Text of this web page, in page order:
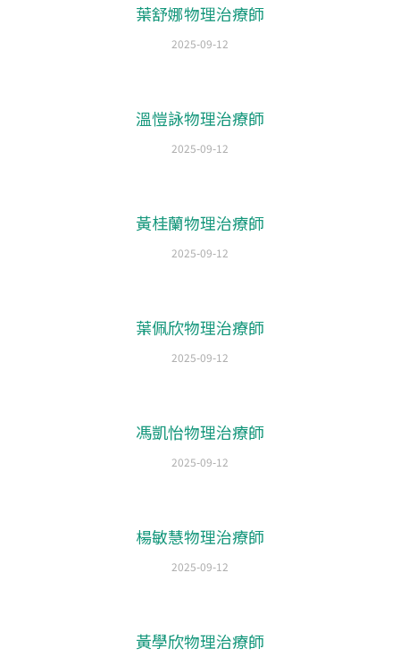
葉舒娜物理治療師
2025-09-12
溫愷詠物理治療師
2025-09-12
黃桂蘭物理治療師
2025-09-12
葉佩欣物理治療師
2025-09-12
馮凱怡物理治療師
2025-09-12
楊敏慧物理治療師
2025-09-12
黃學欣物理治療師